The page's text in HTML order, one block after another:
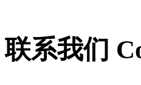
联系我们